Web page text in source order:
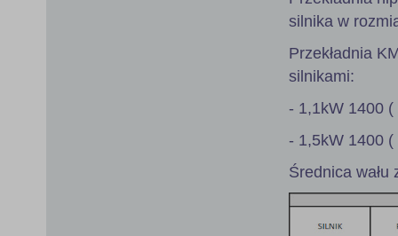
silnika w
Przekładnia
silnikami:
- 1,1kW 1400 (
- 1,5kW 1400 (
Średnica wału